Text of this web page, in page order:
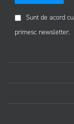
Sunt de acord cu
primesc newsletter.